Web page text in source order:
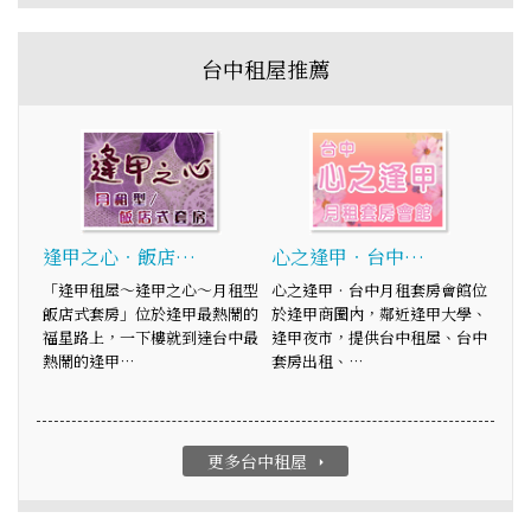
台中租屋推薦
逢甲之心‧飯店…
「逢甲租屋～逢甲之心～月租型
飯店式套房」位於逢甲最熱鬧的
福星路上，一下樓就到達台中最
熱鬧的逢甲…
心之逢甲‧台中…
心之逢甲‧台中月租套房會館位
於逢甲商圈內，鄰近逢甲大學、
逢甲夜市，提供台中租屋、台中
套房出租、…
更多台中租屋 arrow_right